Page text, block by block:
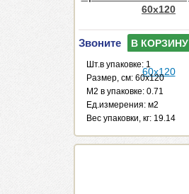
60x120
Звоните В КОРЗИНУ
Шт.в упаковке: 1
Размер, см: 60x120
М2 в упаковке: 0.71
Ед.измерения: м2
Веc упаковки, кг: 19.14